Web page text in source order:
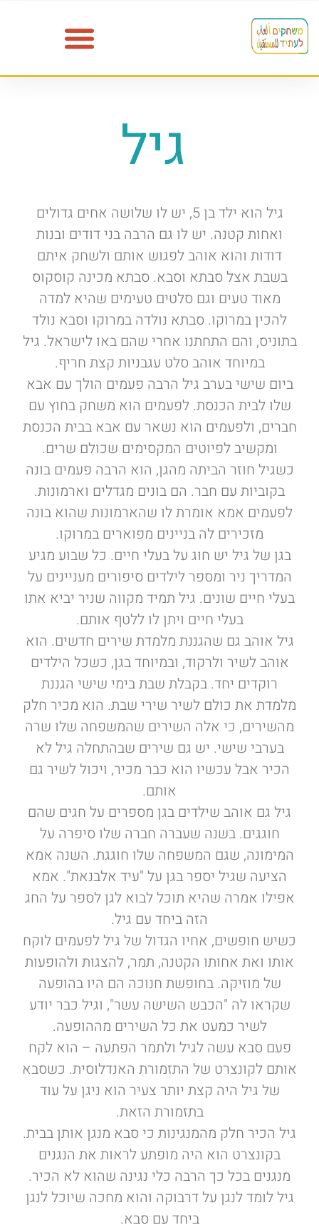
גיל
גיל הוא ילד בן 5, יש לו שלושה אחים גדולים
ואחות קטנה. יש לו גם הרבה בני דודים ובנות
דודות והוא אוהב לפגוש אותם ולשחק איתם
בשבת אצל סבתא וסבא. סבתא מכינה קוסקוס
מאוד טעים וגם סלטים טעימים שהיא למדה
להכין במרוקו. סבתא נולדה במרוקו וסבא נולד
בתוניס, והם התחתנו אחרי שהם באו לישראל. גיל
במיוחד אוהב סלט עגבניות קצת חריף.
ביום שישי בערב גיל הרבה פעמים הולך עם אבא
שלו לבית הכנסת. לפעמים הוא משחק בחוץ עם
חברים, ולפעמים הוא נשאר עם אבא בבית הכנסת
ומקשיב לפיוטים המקסימים שכולם שרים.
כשגיל חוזר הביתה מהגן, הוא הרבה פעמים בונה
בקוביות עם חבר. הם בונים מגדלים וארמונות.
לפעמים אמא אומרת לו שהארמונות שהוא בונה
מזכירים לה בניינים מפוארים במרוקו.
בגן של גיל יש חוג על בעלי חיים. כל שבוע מגיע
המדריך ניר ומספר לילדים סיפורים מעניינים על
בעלי חיים שונים. גיל תמיד מקווה שניר יביא אתו
בעלי חיים ויתן לו ללטף אותם.
גיל אוהב גם שהגננת מלמדת שירים חדשים. הוא
אוהב לשיר ולרקוד, ובמיוחד בגן, כשכל הילדים
רוקדים יחד. בקבלת שבת בימי שישי הגננת
מלמדת את כולם לשיר שירי שבת. הוא מכיר חלק
מהשירים, כי אלה השירים שהמשפחה שלו שרה
בערבי שישי. יש גם שירים שבהתחלה גיל לא
הכיר אבל עכשיו הוא כבר מכיר, ויכול לשיר גם
אותם.
גיל גם אוהב שילדים בגן מספרים על חגים שהם
חוגגים. בשנה שעברה חברה שלו סיפרה על
המימונה, שגם המשפחה שלו חוגגת. השנה אמא
הציעה שגיל יספר בגן על "עיד אלבנאת". אמא
אפילו אמרה שהיא תוכל לבוא לגן לספר על החג
הזה ביחד עם גיל.
כשיש חופשים, אחיו הגדול של גיל לפעמים לוקח
אותו ואת אחותו הקטנה, תמר, להצגות ולהופעות
של מוזיקה. בחופשת חנוכה הם היו בהופעה
שקראו לה "הכבש השישה עשר", וגיל כבר יודע
לשיר כמעט את כל השירים מההופעה.
פעם סבא עשה לגיל ולתמר הפתעה – הוא לקח
אותם לקונצרט של התזמורת האנדלוסית. כשסבא
של גיל היה קצת יותר צעיר הוא ניגן על עוד
בתזמורת הזאת.
גיל הכיר חלק מהמנגינות כי סבא מנגן אותן בבית.
בקונצרט הוא היה מופתע לראות את הנגנים
מנגנים בכל כך הרבה כלי נגינה שהוא לא הכיר.
גיל לומד לנגן על דרבוקה והוא מחכה שיוכל לנגן
ביחד עם סבא.